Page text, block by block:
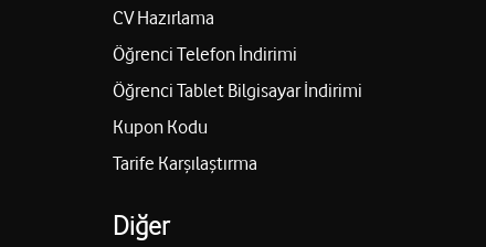
CV Hazırlama
Öğrenci Telefon İndirimi
Öğrenci Tablet Bilgisayar İndirimi
Kupon Kodu
Tarife Karşılaştırma
Diğer